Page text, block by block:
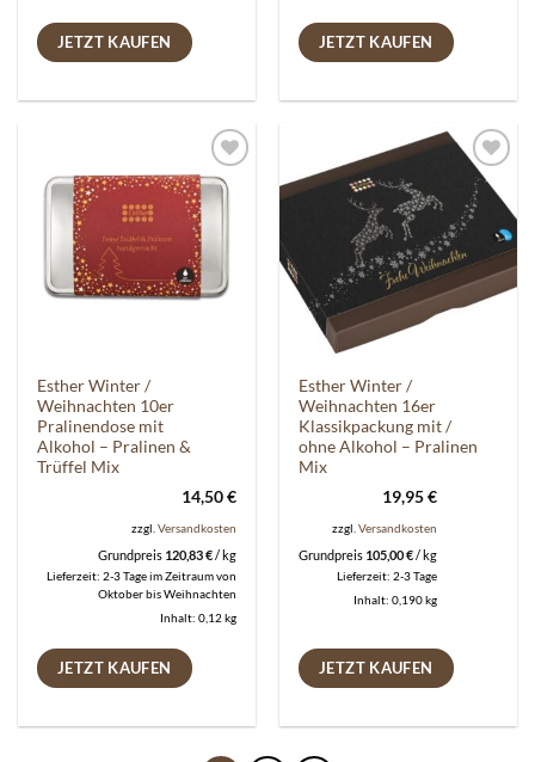
JETZT KAUFEN JETZT KAUFEN
Auf die
Wunschliste
Esther Winter /
Weihnachten 10er
Pralinendose mit
Alkohol – Pralinen &
Trüffel Mix
14,50€
zzgl. Versandkosten
Grundpreis 120,83€/kg
Lieferzeit: 2-3 Tage im Zeitraum von
Oktober bis Weihnachten
Inhalt: 0,12 kg
JETZT KAUFEN
Auf die
Wunschliste
Esther Winter /
Weihnachten 16er
Klassikpackung mit /
ohne Alkohol – Pralinen
Mix
19,95€
zzgl.Versandkosten
Grundpreis 105,00€/kg
Lieferzeit:2-3 Tage
Inhalt: 0,190kg
JETZT KAUFEN